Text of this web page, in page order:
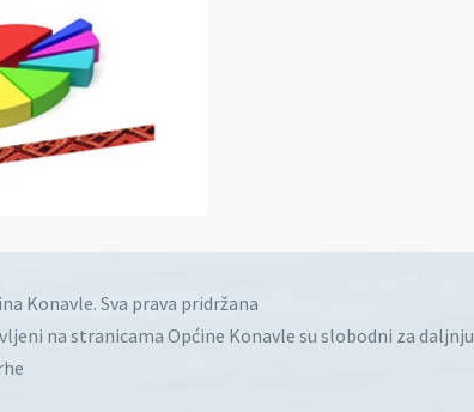
Konavle. Sva prava pridržana
na stranicama Općine Konavle su slobodni za daljnju